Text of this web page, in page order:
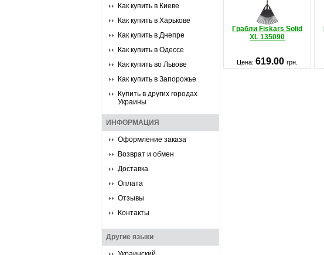
Как купить в Киеве
Как купить в Харькове
Как купить в Днепре
Как купить в Одессе
Как купить во Львове
Как купить в Запорожье
Купить в других городах
Украины
ИНФОРМАЦИЯ
Оформление заказа
Возврат и обмен
Доставка
Оплата
Отзывы
Контакты
Другие языки
Грабли Fiskars Solid
XL 135090
Цена: 619.00 грн.